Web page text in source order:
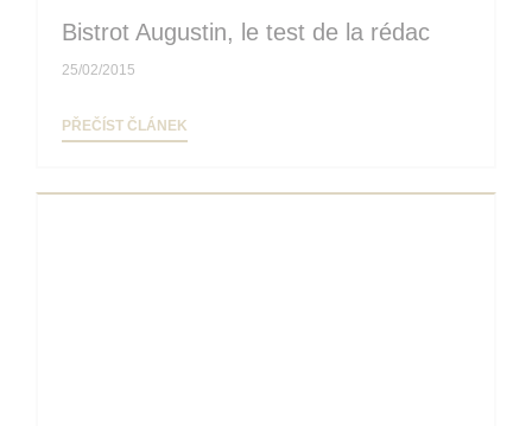
Bistrot Augustin, le test de la rédac
25/02/2015
PŘEČÍST ČLÁNEK